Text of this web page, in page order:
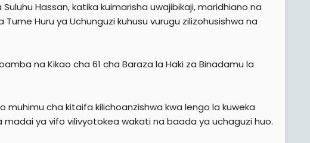
Hassan, katika kuimarisha uwajibikaji, maridhiano na
Huru ya Uchunguzi kuhusu vurugu zilizohusishwa na
na Kikao cha 61 cha Baraza la Haki za Binadamu la
muhimu cha kitaifa kilichoanzishwa kwa lengo la kuweka
madai ya vifo vilivyotokea wakati na baada ya uchaguzi huo.